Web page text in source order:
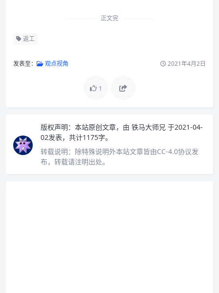
正文完
返工
发表至： 观点视角 2021年4月2日
1
版权声明： 本站原创文章，由 铁马大师兄 于2021-04-
02发表，共计1175字。
转载说明： 除特殊说明外本站文章皆由CC-4.0协议发
布，转载请注明出处。